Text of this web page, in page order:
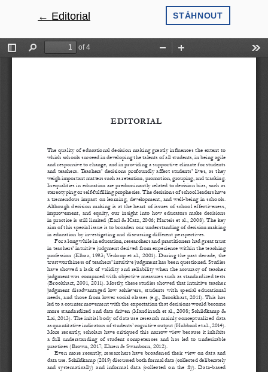
← Návrat na podrobnosti článku
Editorial STÁHNOUT